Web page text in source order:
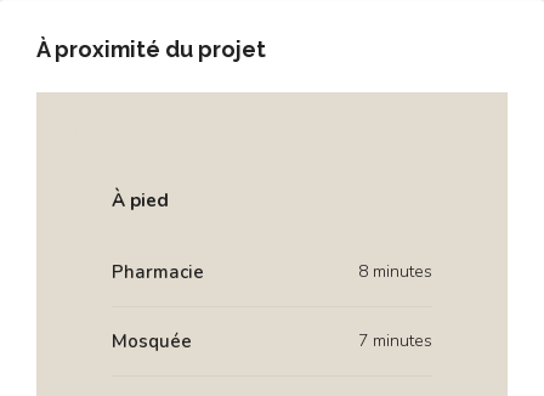
À proximité du projet
À pied
Pharmacie 8 minutes
Mosquée 7 minutes